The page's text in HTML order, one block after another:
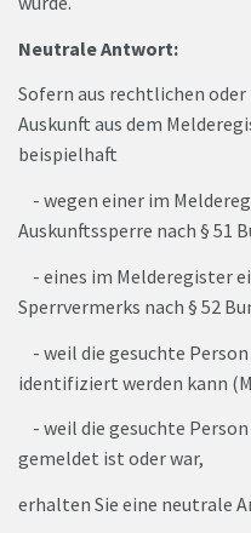
Neutrale Antwort:
Sofern aus rechtlichen
Auskunft aus dem
beispielhaft
- wegen einer im
Auskunftssperre nach § 51
- eines im Melderegister
Sperrvermerks nach § 52
- weil die gesuchte
identifiziert werden kann
- weil die gesuchte
gemeldet ist oder war,
erhalten Sie eine neutrale